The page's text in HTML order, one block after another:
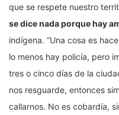
que se respete nuestro
se dice nada porque hay
indígena. “Una cosa es
lo menos hay policía, pero
tres o cinco días de la
nos resguarde, entonces
callarnos. No es cobardía,